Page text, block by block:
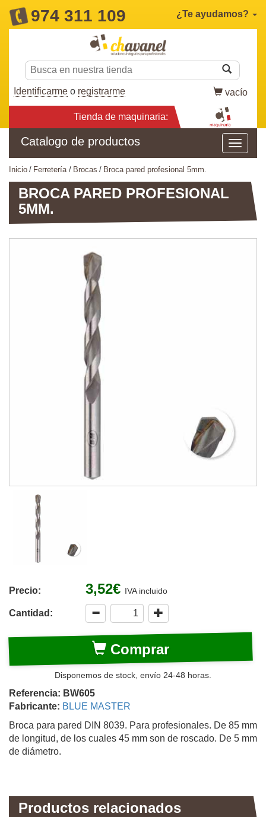
974 311 109 ¿Te ayudamos?
Identificarme o registrarme vacío
Tienda de maquinaria:
Catalogo de productos
inicio ferretería brocas broca pared profesional 5mm.
BROCA PARED PROFESIONAL
5MM.
Precio: 3,52€ IVA incluido
Cantidad:
Comprar
Disponemos de stock, envío 24-48 horas.
Referencia: BW605
Fabricante: BLUE MASTER
Broca para pared DIN 8039. Para profesionales. De 85 mm
de longitud, de los cuales 45 mm son de roscado. De 5 mm
de diámetro.
Productos relacionados